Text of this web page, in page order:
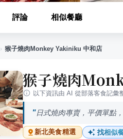
評論 相似餐廳
› 猴子燒肉Monkey Yakiniku 中和店
猴子燒肉
以下資訊由 AI 從部落客食記彙
日式燒肉專賣，平價單點
新北美食精選 找相似